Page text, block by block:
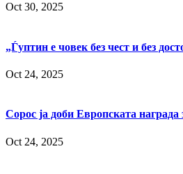
Oct 30, 2025
„Ѓуптин е човек без чест и без
Oct 24, 2025
Сорос ја доби Европската награда
Oct 24, 2025